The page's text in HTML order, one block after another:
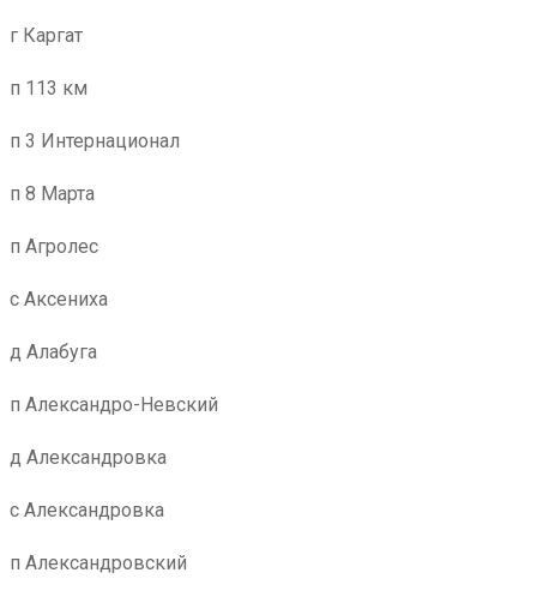
г Каргат
п 113 км
п 3 Интернационал
п 8 Марта
п Агролес
с Аксениха
д Алабуга
п Александро-Невский
д Александровка
с Александровка
п Александровский